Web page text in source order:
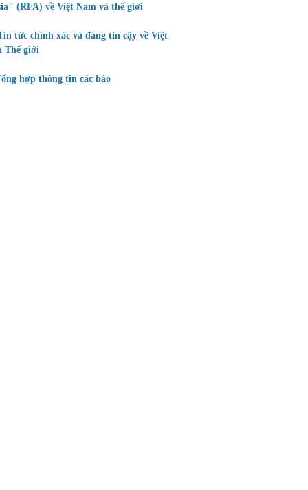
(RFA) về Việt Nam và thế giới
tức chính xác và đáng tin cậy về Việt
Thế giới
hợp thông tin các báo